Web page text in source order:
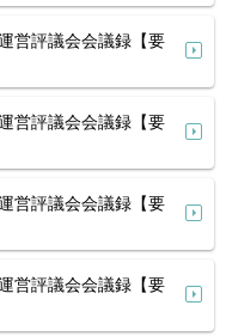
営評議会会議録【要
営評議会会議録【要
営評議会会議録【要
営評議会会議録【要